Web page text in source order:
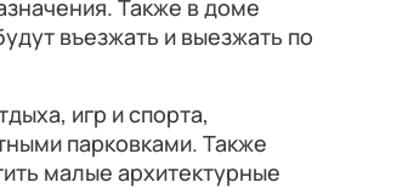
Также в доме
въезжать и выезжать по
игр и спорта,
парковками. Также
малые архитектурные